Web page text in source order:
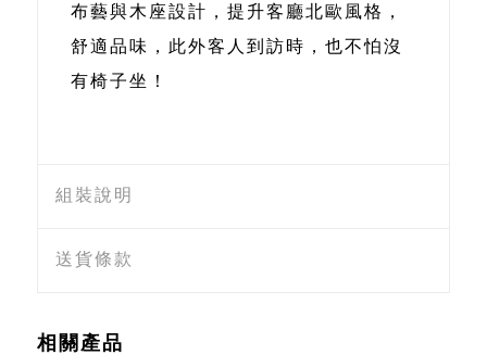
布藝與木座設計，提升客廳北歐風格，
舒適品味，此外客人到訪時，也不怕沒
有椅子坐！
組裝說明
送貨條款
相關產品